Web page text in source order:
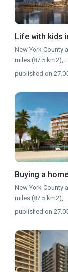
Life with kids
New York County
miles (87.5 km2),
published on
Buying a
New York County
miles (87.5 km2),
published on